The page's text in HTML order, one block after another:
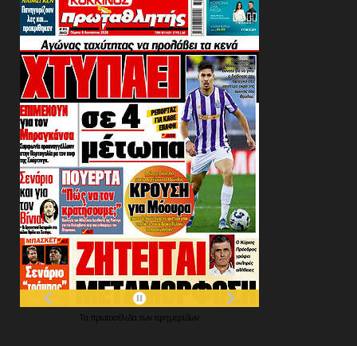
Τα πρωτοσέλιδα των εφημερίδων